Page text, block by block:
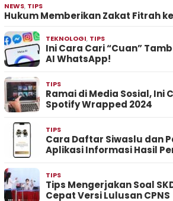
NEWS, TIPS
Hukum Memberikan Zakat Fitrah
TEKNOLOGI, TIPS
Ini Cara Cari “Cuan”
AI WhatsApp!
TIPS
Ramai di Media Sosial, Ini
Spotify Wrapped 2024
TIPS
Cara Daftar Siwaslu dan
Aplikasi Informasi Hasil
TIPS
Tips Mengerjakan Soal
Cepat Versi Lulusan CPNS